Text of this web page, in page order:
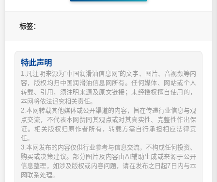
标签：
特此声明
1.凡注明来源为“中国润滑油信息网”的文字、图片、音视频等内
容，版权均归中国润滑油信息网所有。任何媒体、网站或个人
转载、引用，须注明来源及原文链接；未经授权擅自使用的，
本网将依法追究相关责任。
2.本网转载其他媒体或公开渠道的内容，旨在传递行业信息与观
点交流，不代表本网赞同其观点或对其真实性、完整性作出保
证。相关版权归原作者所有，转载方需自行承担相应法律责
任。
3.本网发布的内容仅供行业参考与信息交流，不构成任何投资、
购买或决策建议。部分图片及内容由AI辅助生成或来源于公开
信息整理，如涉及版权或内容问题，请在发布之日起7日内与本
网联系处理。